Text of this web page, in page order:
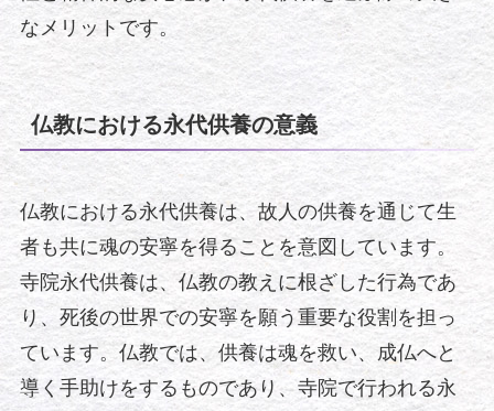
なメリットです。
仏教における永代供養の意義
仏教における永代供養は、故人の供養を通じて生
者も共に魂の安寧を得ることを意図しています。
寺院永代供養は、仏教の教えに根ざした行為であ
り、死後の世界での安寧を願う重要な役割を担っ
ています。仏教では、供養は魂を救い、成仏へと
導く手助けをするものであり、寺院で行われる永